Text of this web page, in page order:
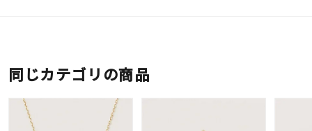
同じカテゴリの商品